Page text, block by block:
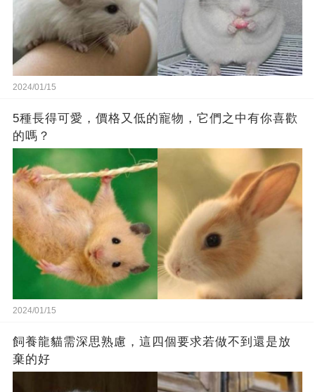
2024/01/15
5種長得可愛，價格又低的寵物，它們之中有你喜歡
的嗎？
2024/01/15
飼養龍貓需深思熟慮，這四個要求若做不到還是放
棄的好